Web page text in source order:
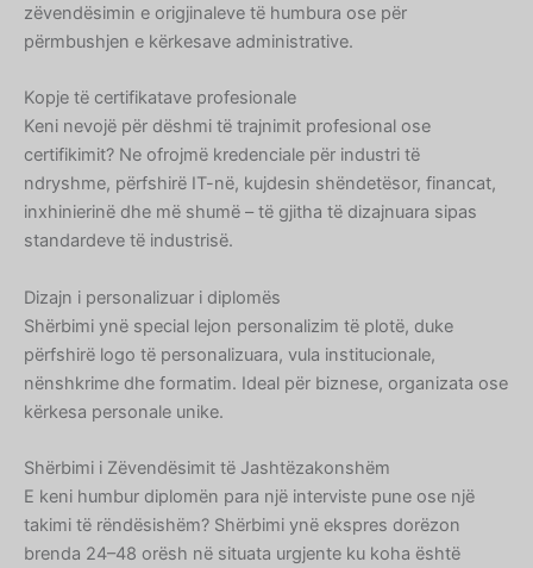
zëvendësimin e origjinaleve të humbura ose për
përmbushjen e kërkesave administrative.
Kopje të certifikatave profesionale
Keni nevojë për dëshmi të trajnimit profesional ose
certifikimit? Ne ofrojmë kredenciale për industri të
ndryshme, përfshirë IT-në, kujdesin shëndetësor, financat,
inxhinierinë dhe më shumë – të gjitha të dizajnuara sipas
standardeve të industrisë.
Dizajn i personalizuar i diplomës
Shërbimi ynë special lejon personalizim të plotë, duke
përfshirë logo të personalizuara, vula institucionale,
nënshkrime dhe formatim. Ideal për biznese, organizata ose
kërkesa personale unike.
Shërbimi i Zëvendësimit të Jashtëzakonshëm
E keni humbur diplomën para një interviste pune ose një
takimi të rëndësishëm? Shërbimi ynë ekspres dorëzon
brenda 24–48 orësh në situata urgjente ku koha është